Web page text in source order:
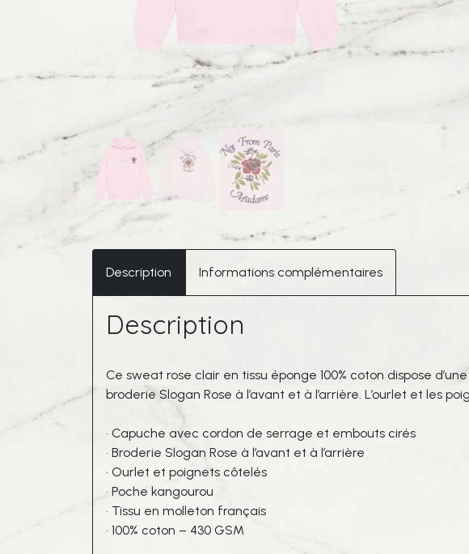
DE
Le
Description Informations complémentaires
Description
Ce sweat rose clair en tissu éponge 100% coton dispose
broderie Slogan Rose à l’avant et à l’arrière. L’ourlet et les
• Capuche avec cordon de serrage et embouts cirés
• Broderie Slogan Rose à l’avant et à l’arrière
• Ourlet et poignets côtelés
• Poche kangourou
• Tissu en molleton français
• 100% coton – 430 GSM